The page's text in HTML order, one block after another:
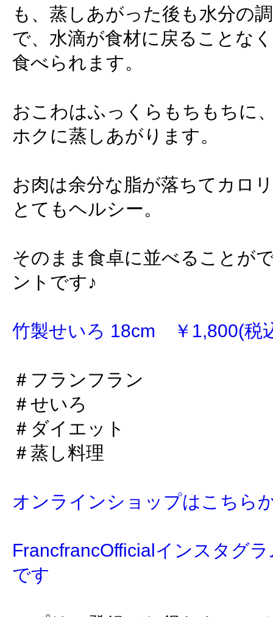
も、蒸しあがった後も水分の
で、水滴が食材に戻ることな
食べられます。
おこわはふっくらもちもちに
ホクに蒸しあがります。
お肉は余分な脂が落ちてカロ
とてもヘルシー。
そのまま食卓に並べることが
ントです♪
竹製せいろ 18cm ￥1,800(税
＃フランフラン
＃せいろ
＃ダイエット
＃蒸し料理
オンラインショップはこちら
FrancfrancOfficialインスタグ
です